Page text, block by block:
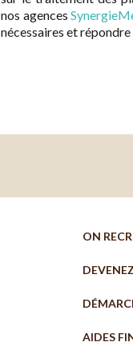
nos agences
nécessaires et
ON
AIDES